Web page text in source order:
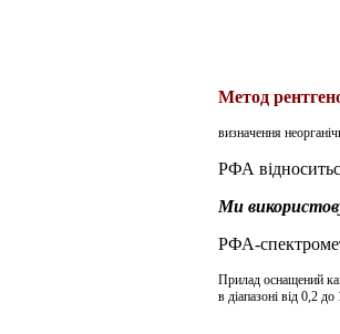
Метод
визначення
РФА
Ми
РФА-
Прилад оснащений
в діапазоні від 0,2